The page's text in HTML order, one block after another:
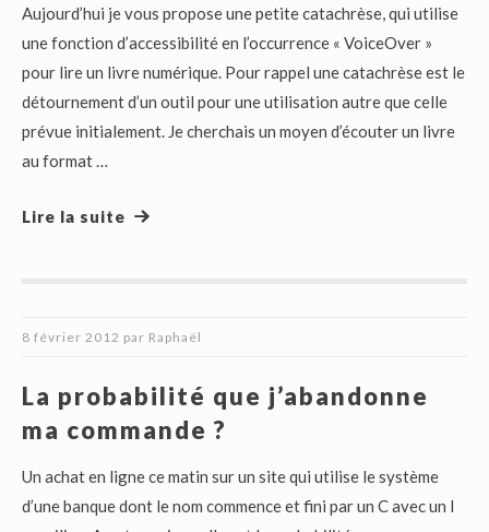
Aujourd’hui je vous propose une petite catachrèse, qui utilise
une fonction d’accessibilité en l’occurrence « VoiceOver »
pour lire un livre numérique. Pour rappel une catachrèse est le
détournement d’un outil pour une utilisation autre que celle
prévue initialement. Je cherchais un moyen d’écouter un livre
au format …
Lire la suite
8 février 2012 par Raphaël
La probabilité que j’abandonne
ma commande ?
Un achat en ligne ce matin sur un site qui utilise le système
d’une banque dont le nom commence et fini par un C avec un I